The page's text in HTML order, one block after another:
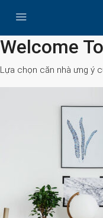
Welcome
Lựa chọn căn nhà ưng ý